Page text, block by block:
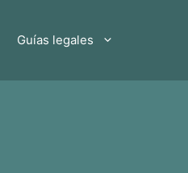
Guías legales